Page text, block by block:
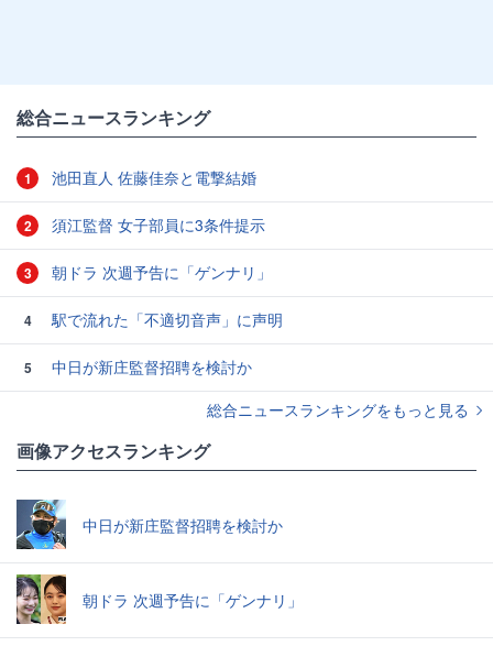
総合ニュースランキング
1 池田直人 佐藤佳奈と電撃結婚
2 須江監督 女子部員に3条件提示
3 朝ドラ 次週予告に「ゲンナリ」
4 駅で流れた「不適切音声」に声明
5
中日が新庄監督招聘を検討か
総合ニュースランキングをもっと見る
画像アクセスランキング
中日が新庄監督招聘を検討か
朝ドラ 次週予告に「ゲンナリ」